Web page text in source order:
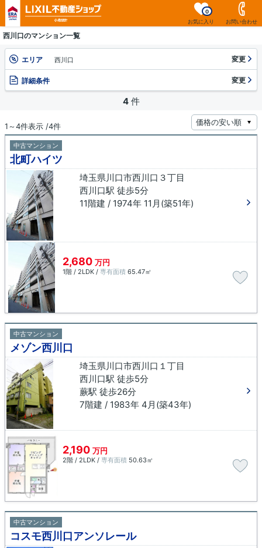
お気に入り
0
お問い合わせ
西川口のマンション一覧
エリア 西川口 変更
詳細条件 変更
4 件
1～4件表示 /4件
中古マンション
北町ハイツ
埼玉県川口市西川口３丁目
西川口駅 徒歩5分
11階建 / 1974年 11月(築51年)
2,680 万円
1階 / 2LDK / 専有面積 65.47㎡
中古マンション
メゾン西川口
埼玉県川口市西川口１丁目
西川口駅 徒歩5分
蕨駅 徒歩26分
7階建 / 1983年 4月(築43年)
2,190 万円
2階 / 2LDK / 専有面積 50.63㎡
中古マンション
コスモ西川口アンソレール